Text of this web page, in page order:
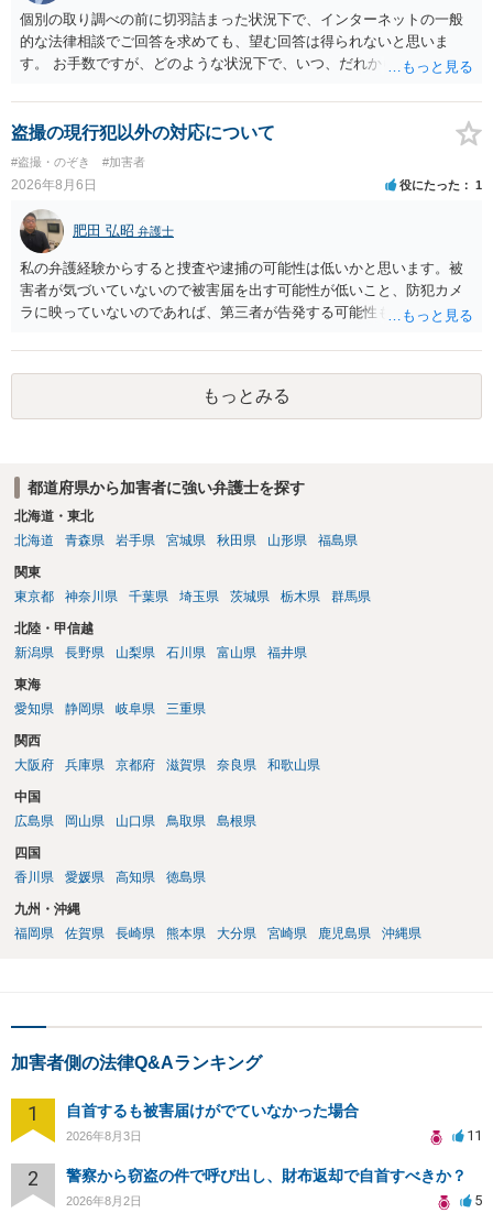
個別の取り調べの前に切羽詰まった状況下で、インターネットの一般
的な法律相談でご回答を求めても、望む回答は得られないと思いま
す。 お手数ですが、どのような状況下で、いつ、だれからどのような
の程度だと聞いているのかということについて、お近くで詳細な法律
相談を受けられたうえで対処方法を探された方がよいと思われます。
一般論でいえば、任意取り調べの場合、ＩＣレコーダーを持参して取
り調べ内容を録音することは必須だと考えます。
盗撮の現行犯以外の対応について
#盗撮・のぞき #加害者
2026年8月6日 役にたった 1
肥田 弘昭 弁護士
私の弁護経験からすると捜査や逮捕の可能性は低いかと思います。被
害者が気づいていないので被害届を出す可能性が低いこと、防犯カメ
ラに映っていないのであれば、第三者が告発する可能性も低いこと、
座る女性を盗撮(全体像写真1枚と5秒程度の動画)してしまいました。下
着や胸など強調したものではありません。」とありますが、少なくと
も捜査段階では性的姿態等撮影罪の被疑事実で逮捕勾留されるケース
が私の弁護経験では多くなった印象です（最終的には不起訴ないし各
もっとみる
都道府県から加害者に強い弁護士を探す
北海道・東北
北海道
青森県 岩手県 宮城県 秋田県 山形県 福島県
関東
東京都
神奈川県 千葉県 埼玉県 茨城県 栃木県 群馬県
北陸・甲信越
新潟県
長野県 山梨県 石川県 富山県 福井県
東海
愛知県
静岡県 岐阜県 三重県
関西
大阪府
兵庫県 京都府 滋賀県 奈良県 和歌山県
中国
広島県
岡山県 山口県 鳥取県 島根県
四国
香川県
愛媛県 高知県 徳島県
九州・沖縄
福岡県
佐賀県 長崎県 熊本県 大分県 宮崎県 鹿児島県 沖縄県
加害者側の法律Q&Aランキング
1 自首するも被害届けがでていなかった場合
2026年8月3日 11
2 警察から窃盗の件で呼び出し、財布返却で自首すべきか？
2026年8月2日 5